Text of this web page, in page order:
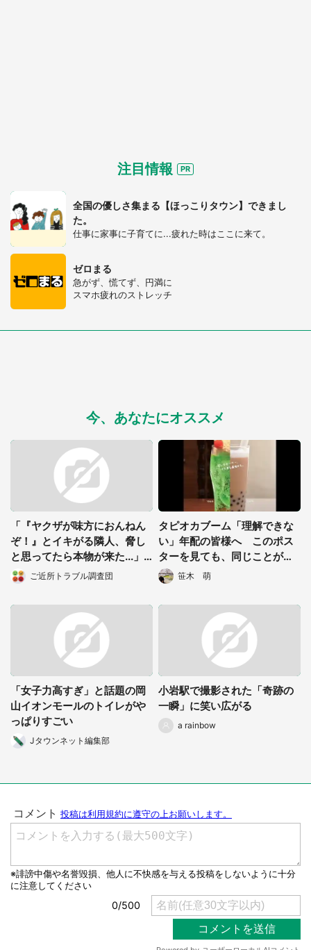
注目情報
全国の優しさ集まる【ほっこりタウン】できまし
た。
仕事に家事に子育てに...疲れた時はここに来て。
ゼロまる
急がず、慌てず、円満に
スマホ疲れのストレッチ
今、あなたにオススメ
「『ヤクザが味方におんねん
ぞ！』とイキがる隣人、脅し
と思ってたら本物が来た...」
（岡山県・30代男性）
ご近所トラブル調査団
タピオカブーム「理解できな
い」年配の皆様へ このポス
ターを見ても、同じことが言
えますか？
笹木 萌
「女子力高すぎ」と話題の岡
山イオンモールのトイレがや
っぱりすごい
Jタウンネット編集部
小岩駅で撮影された「奇跡の
一瞬」に笑い広がる
a rainbow